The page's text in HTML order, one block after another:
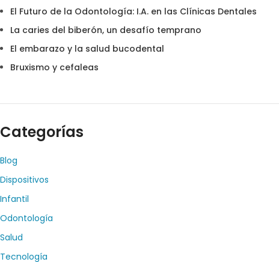
El Futuro de la Odontología: I.A. en las Clínicas Dentales
La caries del biberón, un desafío temprano
El embarazo y la salud bucodental
Bruxismo y cefaleas
Categorías
Blog
Dispositivos
Infantil
Odontología
Salud
Tecnología